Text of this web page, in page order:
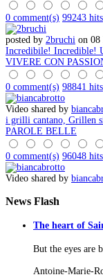
0 comment(s) 99243 hits
posted by 2bruchi on 08
Incredibile! Incredible!
VIVERE CON
0 comment(s) 98841 hits
Video shared by
i grilli cantano, Grillen
PAROLE BELLE
0 comment(s) 96048 hits
Video shared by
News Flash
The heart of
But the eyes are
Antoine-Marie-